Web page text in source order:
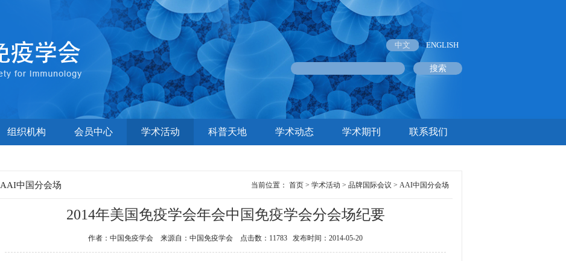
中文 ENGLISH
组织机构 会员中心 学术活动 科普天地 学术动态 学术期刊 联系我们
AAI中国分会场 当前位置： 首页 > 学术活动 > 品牌国际会议 > AAI中国分会场
2014年美国免疫学会年会中国免疫学会分会场纪要
作者：中国免疫学会 来源自：中国免疫学会 点击数：11783 发布时间：2014-05-20